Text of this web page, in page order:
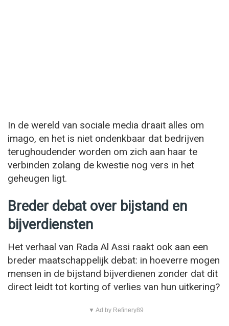
In de wereld van sociale media draait alles om
imago, en het is niet ondenkbaar dat bedrijven
terughoudender worden om zich aan haar te
verbinden zolang de kwestie nog vers in het
geheugen ligt.
Breder debat over bijstand en
bijverdiensten
Het verhaal van Rada Al Assi raakt ook aan een
breder maatschappelijk debat: in hoeverre mogen
mensen in de bijstand bijverdienen zonder dat dit
direct leidt tot korting of verlies van hun uitkering?
▼ Ad by Refinery89